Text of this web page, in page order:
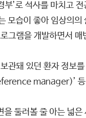
로 석사를 마치고 전
모습이 좋아 임상의
그램을 개발하면서
관돼 있던 환자 정보
manager)’
둘러볼 줄 아는 넓